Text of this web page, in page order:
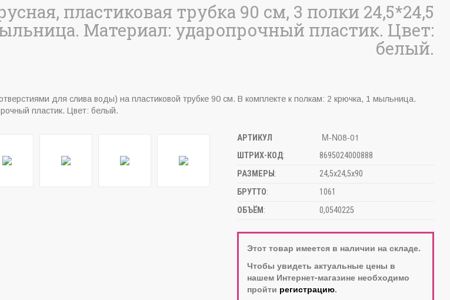
пластиковая трубка 90 см, 3 полки 24,5*24,5
Материал: ударопрочный пластик. Цвет:
белый.
для слива воды) на пластиковой трубке 90 см. В комплекте к полкам: 2 крючка, 1 мыльница.
пластик. Цвет: белый.
АРТИКУЛ M-N08-01
ШТРИХ-КОД:
8695024000888
РАЗМЕРЫ :
24,5х24,5х90
БРУТТО:
1061
ОБЪЁМ : 0,0540225
Этот товар имеется в наличии на складе.
Чтобы увидеть актуальные цены в
нашем Интернет-магазине необходимо
пройти регистрацию.